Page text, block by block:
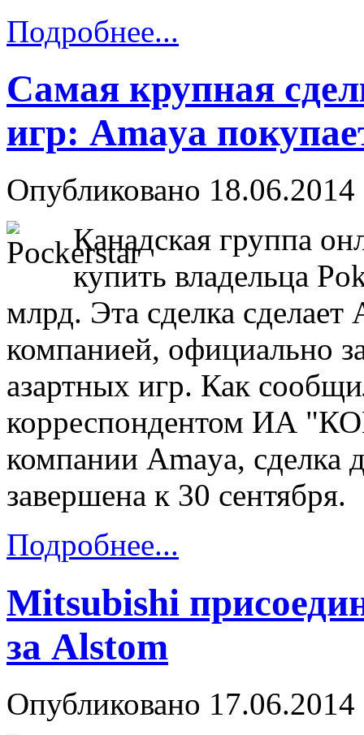
Подробнее...
Самая крупная
игр: Amaya
Опубликовано
Канадская группа
купить владельца
млрд. Эта сделка
компанией, официально
азартных игр. Как
корреспондентом ИА
компании Amaya, сделка
завершена к 30 сентября.
Подробнее...
Mitsubishi
за Alstom
Опубликовано